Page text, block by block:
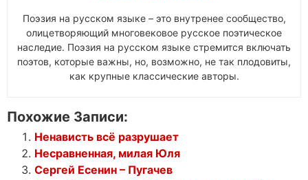
Поэзия на русском языке – это внутренее сообщество,
олицетворяющий многовековое русское поэтическое
наследие. Поэзия на русском языке стремится включать
поэтов, которые важны, но, возможно, не так плодовиты,
как крупные классические авторы.
Похожие Записи:
Ненависть всё разрушает
Несравненная, милая Юля
Сергей Есенин – Пугачев